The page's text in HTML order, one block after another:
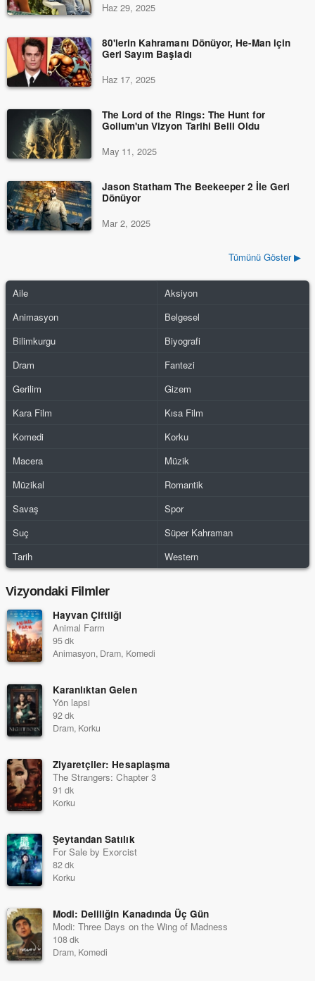
Haz 29, 2025
80'lerin Kahramanı Dönüyor, He-Man için
Geri Sayım Başladı
Haz 17, 2025
The Lord of the Rings: The Hunt for
Gollum'un Vizyon Tarihi Belli Oldu
May 11, 2025
Jason Statham The Beekeeper 2 İle Geri
Dönüyor
Mar 2, 2025
Tümünü Göster ▶
Aile
Aksiyon
Animasyon
Belgesel
Bilimkurgu
Biyografi
Dram
Fantezi
Gerilim
Gizem
Kara Film
Kısa Film
Komedi
Korku
Macera
Müzik
Müzikal
Romantik
Savaş
Spor
Suç
Süper Kahraman
Tarih
Western
Vizyondaki Filmler
Hayvan Çiftliği
Animal Farm
95 dk
Animasyon, Dram, Komedi
Karanlıktan Gelen
Yön lapsi
92 dk
Dram, Korku
Ziyaretçiler: Hesaplaşma
The Strangers: Chapter 3
91 dk
Korku
Şeytandan Satılık
For Sale by Exorcist
82 dk
Korku
Modi: Deliliğin Kanadında Üç Gün
Modi: Three Days on the Wing of Madness
108 dk
Dram, Komedi